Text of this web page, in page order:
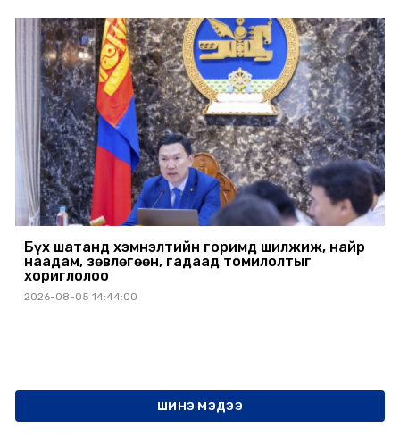
Бүх шатанд хэмнэлтийн горимд шилжиж, найр
наадам, зөвлөгөөн, гадаад томилолтыг
хориглолоо
2026-08-05 14:44:00
ШИНЭ МЭДЭЭ